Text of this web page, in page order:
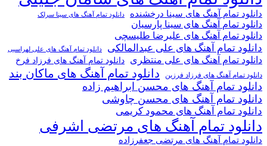
دانلود تمام آهنگ های سینا درخشنده دانلود تمام آهنگ های سینا سرلک
دانلود تمام آهنگ های سینا پارسیان
دانلود تمام آهنگ های علیرضا طلیسچی
دانلود تمام آهنگ های علی عبدالمالکی دانلود تمام آهنگ های علی لهراسبی
دانلود تمام آهنگ های علی منتظری دانلود تمام آهنگ های فرزاد فرخ
دانلود تمام آهنگ های فرزاد فرزین دانلود تمام آهنگ های ماکان بند
دانلود تمام آهنگ های محسن ابراهیم زاده
دانلود تمام آهنگ های محسن چاوشی
دانلود تمام آهنگ های محمود کریمی
دانلود تمام آهنگ های مرتضی اشرفی
دانلود تمام آهنگ های مرتضی جعفرزاده